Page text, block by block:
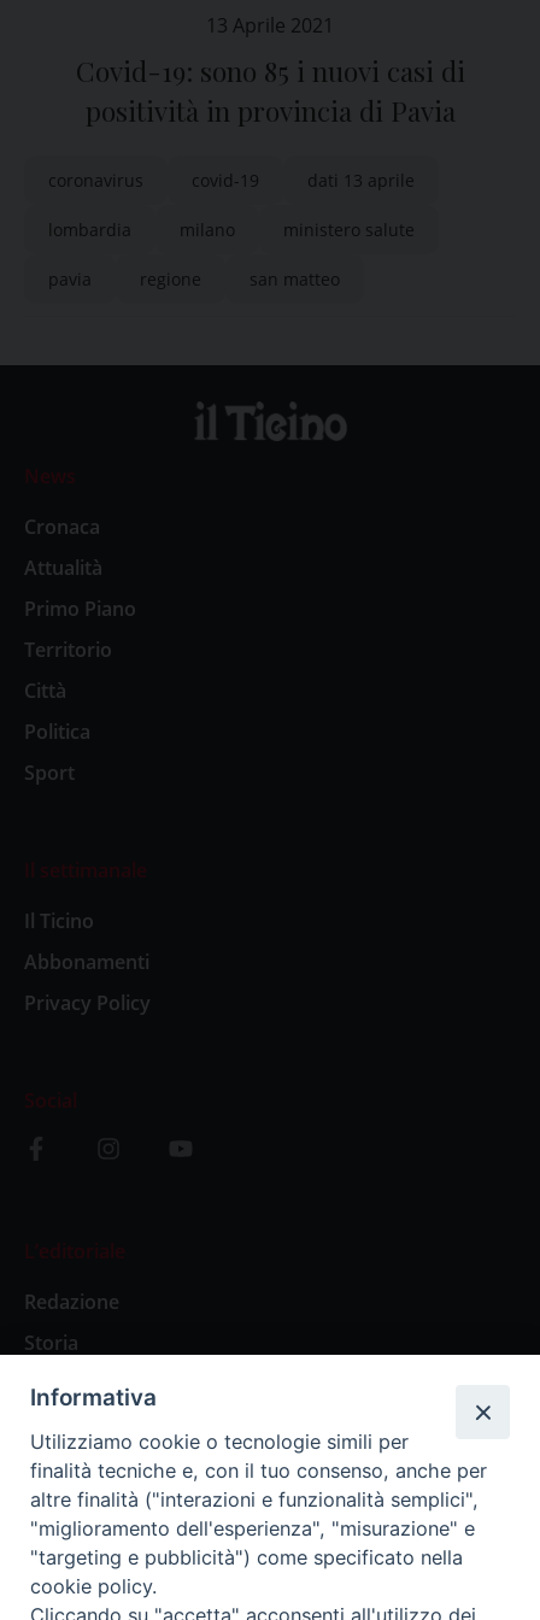
13 Aprile 2021
Covid-19: sono 85 i nuovi casi di
positività in provincia di Pavia
coronavirus covid-19 dati 13 aprile
lombardia milano ministero salute
pavia regione san matteo
News
Cronaca
Attualità
Primo Piano
Territorio
Città
Politica
Sport
Il settimanale
Il Ticino
Abbonamenti
Privacy Policy
Social
L’editoriale
Redazione
Storia
Abbonamenti
Abbonamento Annuale Digitale
Abbonamento Annuale Cartaceo
Abbonamento Singola Copia Digitale
Informativa
Utilizziamo cookie o tecnologie simili per
finalità tecniche e, con il tuo consenso, anche per
altre finalità ("interazioni e funzionalità semplici",
"miglioramento dell'esperienza", "misurazione" e
"targeting e pubblicità") come specificato nella
cookie policy.